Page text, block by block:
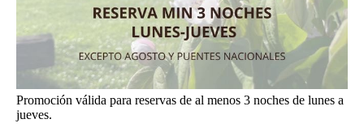
Promoción válida para reservas de al menos 3 noches de lunes a
jueves.